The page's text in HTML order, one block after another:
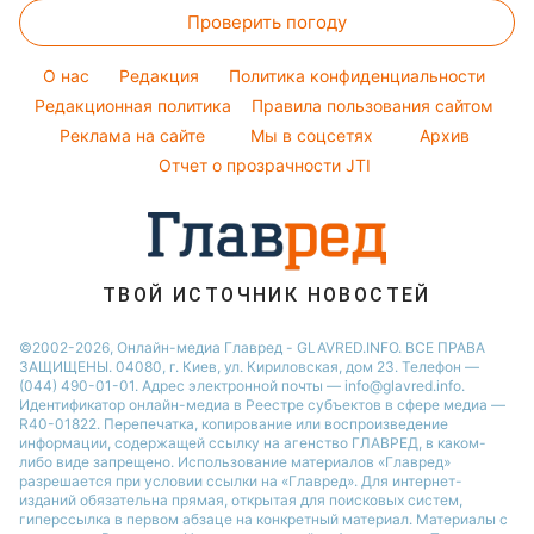
Потап
Советы от Андре Тана
Новости Львова
Новости Сум
Новости Днепра
Новости Черкассы
Новости Тернополя
Новости Житомира
Новости Запорожья
Тесты по картинке
Оптические иллюзии
Народные приметы
Все о шоу-бизнесе
Проверить погоду
O нас Редакция
Политика конфиденциальности
Редакционная политика
Правила пользования сайтом
Реклама на сайте
Мы в соцсетях
Архив
Отчет о прозрачности JTI
ТВОЙ ИСТОЧНИК НОВОСТЕЙ
©2002-2026, Онлайн-медиа Главред - GLAVRED.INFO. ВСЕ ПРАВА
ЗАЩИЩЕНЫ. 04080, г. Киев, ул. Кириловская, дом 23. Телефон —
(044) 490-01-01. Адрес электронной почты — info@glavred.info.
Идентификатор онлайн-медиа в Реестре cубъектов в сфере медиа —
R40-01822. Перепечатка, копирование или воспроизведение
информации, содержащей ссылку на агенство ГЛАВРЕД, в каком-
либо виде запрещено. Использование материалов «Главред»
разрешается при условии ссылки на «Главред». Для интернет-
изданий обязательна прямая, открытая для поисковых систем,
гиперссылка в первом абзаце на конкретный материал. Материалы с